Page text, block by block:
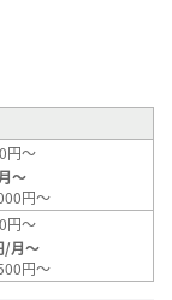
円～
～
円～
円～
/月～
円～